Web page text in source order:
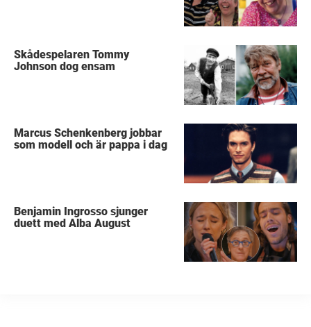
Skådespelaren Tommy
Johnson dog ensam
Marcus Schenkenberg jobbar
som modell och är pappa i dag
Benjamin Ingrosso sjunger
duett med Alba August